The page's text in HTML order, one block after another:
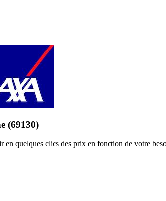
(69130)
quelques clics des prix en fonction de votre